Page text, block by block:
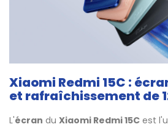
Xiaomi Redmi 15C :
et rafraîchissement de
L'écran du Xiaomi Redmi 15C est